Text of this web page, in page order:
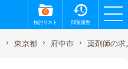
0
検討リスト 閲覧履歴
東京都 府中市 薬剤師の求